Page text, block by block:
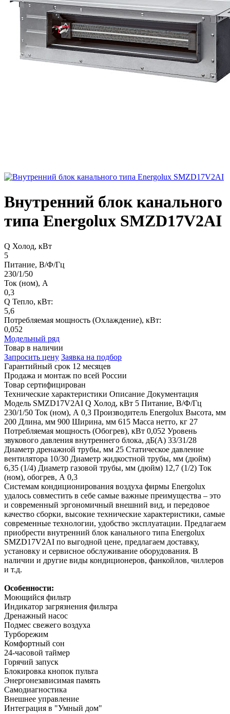
Внутренний блок канального
типа Energolux SMZD17V2AI
Q Холод, кВт
5
Питание, В/Ф/Гц
230/1/50
Ток (ном), А
0,3
Q Тепло, кВт:
5,6
Потребляемая мощность (Охлаждение), кВт:
0,052
Модельный ряд
Товар в наличии
Запросить цену Заявка на подбор
Гарантийный срок 12 месяцев
Продажа и монтаж по всей России
Товар сертифицирован
Технические характеристики Описание Документация
Модель SMZD17V2AI Q Холод, кВт 5 Питание, В/Ф/Гц
230/1/50 Ток (ном), А 0,3 Производитель Energolux Высота, мм
200 Длина, мм 900 Ширина, мм 615 Масса нетто, кг 27
Потребляемая мощность (Обогрев), кВт 0,052 Уровень
звукового давления внутреннего блока, дБ(А) 33/31/28
Диаметр дренажной трубы, мм 25 Статическое давление
вентилятора 10/30 Диаметр жидкостной трубы, мм (дюйм)
6,35 (1/4) Диаметр газовой трубы, мм (дюйм) 12,7 (1/2) Ток
(ном), обогрев, А 0,3
Системам кондиционирования воздуха фирмы Energolux
удалось совместить в себе самые важные преимущества – это
и современный эргономичный внешний вид, и передовое
качество сборки, высокие технические характеристики, самые
современные технологии, удобство эксплуатации. Предлагаем
приобрести внутренний блок канального типа Energolux
SMZD17V2AI по выгодной цене, предлагаем доставку,
установку и сервисное обслуживание оборудования. В
наличии и другие виды кондиционеров, фанкойлов, чиллеров
и т.д.
Особенности:
Моющийся фильтр
Индикатор загрязнения фильтра
Дренажный насос
Подмес свежего воздуха
Турборежим
Комфортный сон
24-часовой таймер
Горячий запуск
Блокировка кнопок пульта
Энергонезависимая память
Самодиагностика
Внешнее управление
Интеграция в "Умный дом"